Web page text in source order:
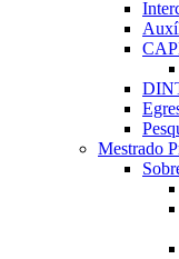
Mestrado